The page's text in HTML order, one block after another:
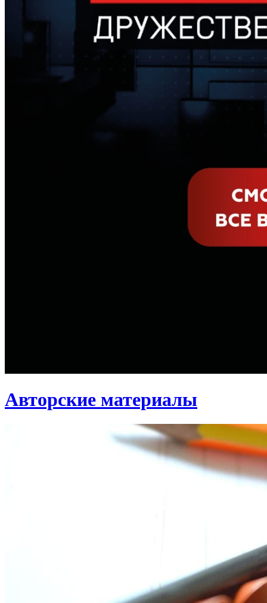
Авторские материалы